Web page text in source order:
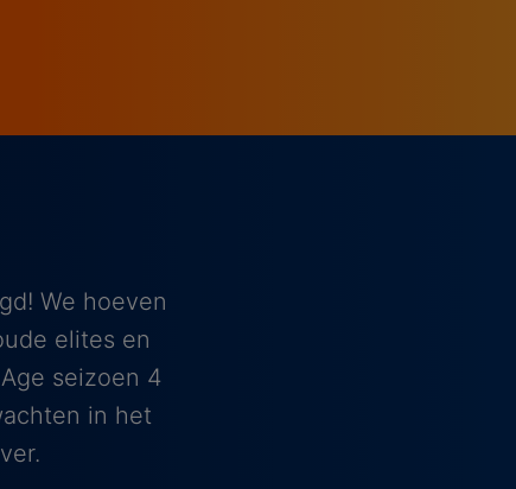
We hoeven
elites en
seizoen 4
in het